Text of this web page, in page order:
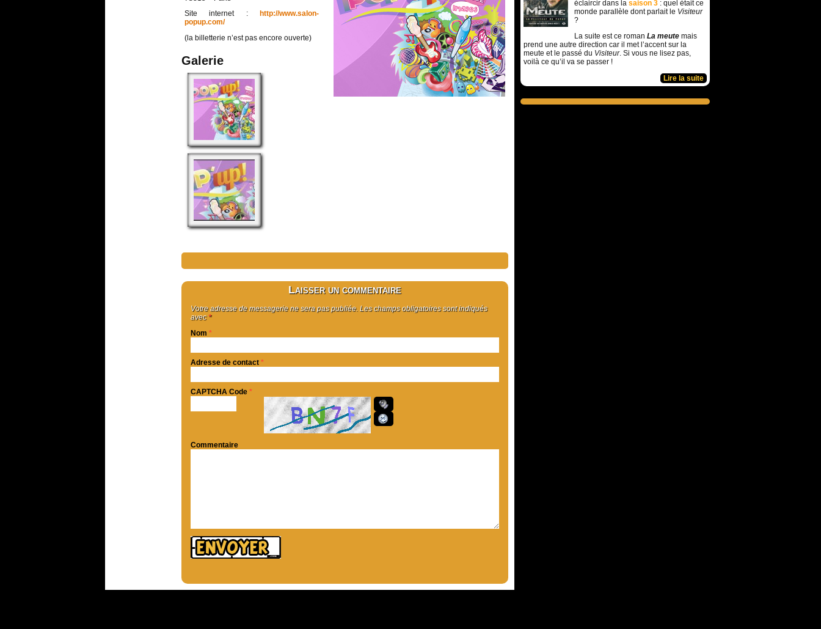
Site internet :
http://www.salon-
popup.com/
(la billetterie n’est pas encore ouverte)
Galerie
Laisser un commentaire
Votre adresse de messagerie ne sera pas publiée. Les champs obligatoires sont indiqués
avec*
Nom *
Adresse de contact *
CAPTCHA Code *
Commentaire
éclaircir dans la saison 3 : quel était ce
monde parallèle dont parlait le Visiteur
?
La suite est ce roman La meute mais
prend une autre direction car il met l’accent sur la
meute et le passé du Visiteur. Si vous ne lisez pas,
voilà ce qu’il va se passer !
Lire la suite